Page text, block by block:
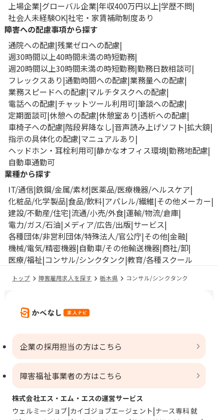
上場企業 グローバル企業 年収400万円以上 学歴不問
社会人未経験OK 社宅・家賃補助制度あり
障害への配慮事項から探す
通院への配慮 残業ゼロへの配慮
週30時間以上40時間未満の時短勤務
週20時間以上30時間未満の時短勤務 勤務日数相談可
フレックスあり 通勤時間への配慮 業務量への配慮
業務スピードへの配慮 マルチタスクへの配慮
電話への配慮 チャットツール利用可 筆談への配慮
定期面談可 休憩への配慮 休憩室あり 透析への配慮
車椅子への配慮 階段昇降なし 音声読み上げソフト 拡大鏡
指示の具体化の配慮 マニュアルあり
ヘッドホン・耳栓利用可 静かなオフィス環境 勤務地配慮
自動車通勤可
業種から探す
IT/通信 鉄鋼/金属/素材 医薬品/医療機器/ヘルスケア
化粧品/化学製品 食品/飲料 アパレル/繊維 その他メーカー
建設/不動産/住宅 流通/小売/外食 運輸/物流/倉庫
電力/ガス/石油 メディア/広告/出版 サービス
各種団体/非営利団体/特殊法人/官公庁 その他 金融
機械/電気/精密機器 自動車/その他輸送機器 商社/卸
医療/福祉 コンサル/シンクタンク 教育/各種スクール
トップ 障害雇用求人を探す 栃木県 コンサル/シンクタンク
企業の採用担当の方はこちら
障害福祉事業者の方はこちら
株式会社エス・エム・エスの運営サービス
ウェルミージョブ カイゴジョブエージェント ナース専科 就